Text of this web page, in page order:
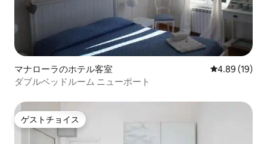
マナローラのホテル客室 レビュー19
4.89 (19)
ダブルベッドルーム ニューポート
ゲストチョイス
ゲストチョイス